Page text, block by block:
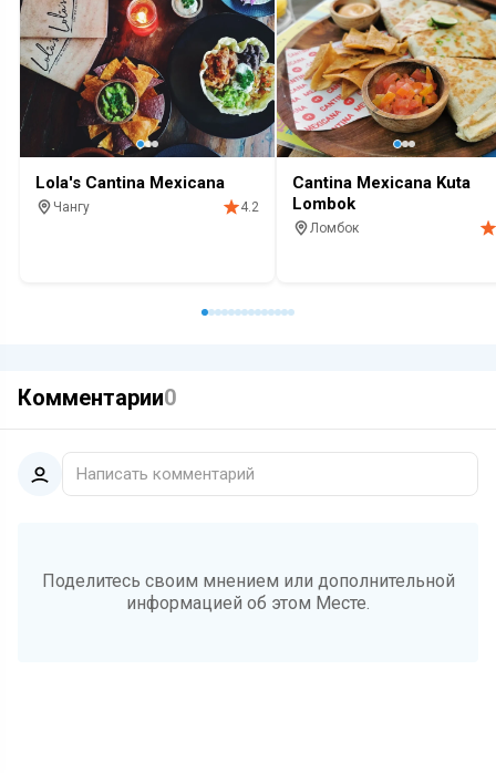
Lola's Cantina Mexicana
Чангу
4.2
Cantina Mexicana Kuta
Lombok
Ломбок
Комментарии0
Написать комментарий
Поделитесь своим мнением или дополнительной
информацией об этом Месте.